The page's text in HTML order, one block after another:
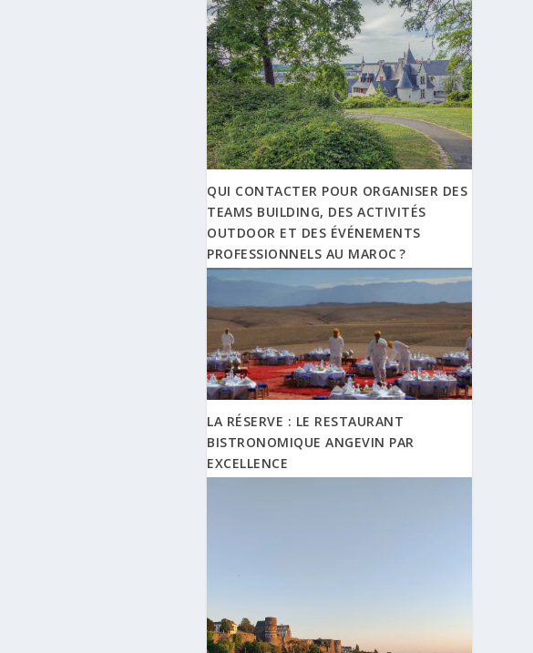
QUI CONTACTER POUR ORGANISER DES
TEAMS BUILDING, DES ACTIVITÉS
OUTDOOR ET DES ÉVÉNEMENTS
PROFESSIONNELS AU MAROC ?
LA RÉSERVE : LE RESTAURANT
BISTRONOMIQUE ANGEVIN PAR
EXCELLENCE